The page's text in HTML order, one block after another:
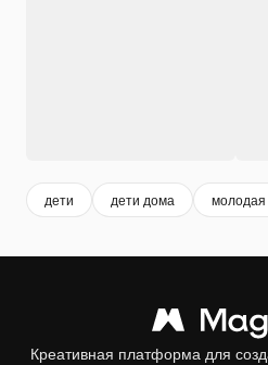
дети дети дома молодая
Креативная платформа для